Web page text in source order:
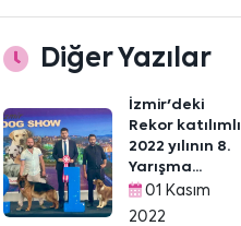
Diğer Yazılar
İzmir'deki
Rekor katılımlı
2022 yılının 8.
Yarışma...
01 Kasım
2022